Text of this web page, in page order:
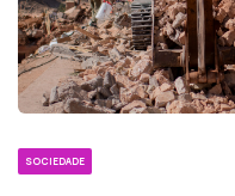
SOCIEDADE